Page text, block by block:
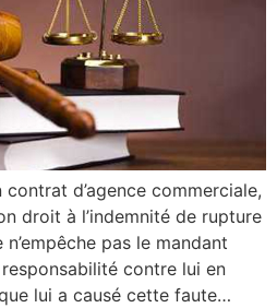
contrat d’agence commerciale,
droit à l’indemnité de rupture
pas le mandant
contre lui en
lui a causé cette faute…